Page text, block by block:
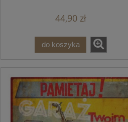
44,90 zł
do koszyka